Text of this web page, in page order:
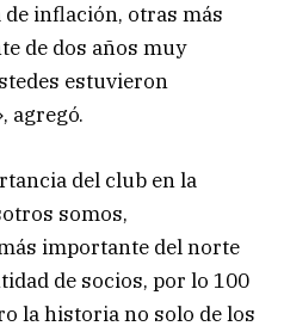
inflación, otras más
de dos años muy
estuvieron
agregó.
del club en la
somos,
importante del norte
de socios, por lo 100
la historia no solo de los